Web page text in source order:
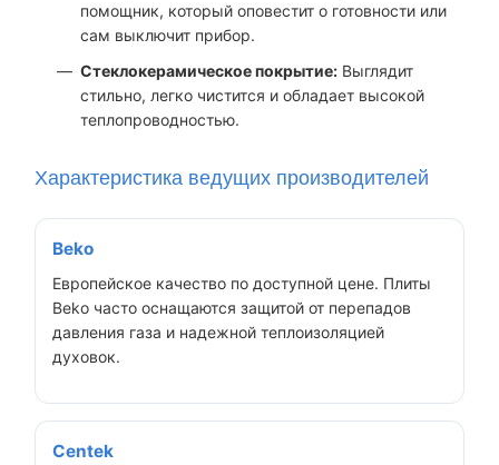
помощник, который оповестит о готовности или
сам выключит прибор.
Стеклокерамическое покрытие: Выглядит
стильно, легко чистится и обладает высокой
теплопроводностью.
Характеристика ведущих производителей
Beko
Европейское качество по доступной цене. Плиты
Beko часто оснащаются защитой от перепадов
давления газа и надежной теплоизоляцией
духовок.
Centek